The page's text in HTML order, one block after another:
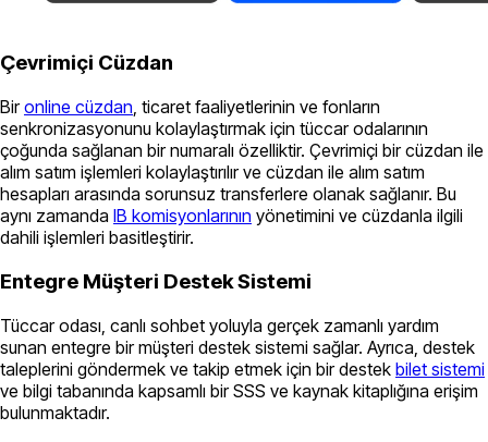
Çevrimiçi Cüzdan
Bironline cüzdan, ticaret faaliyetlerinin ve fonların
senkronizasyonunu kolaylaştırmak için tüccar odalarının
çoğunda sağlanan bir numaralı özelliktir. Çevrimiçi bir cüzdan ile
alım satım işlemleri kolaylaştırılır ve cüzdan ile alım satım
hesapları arasında sorunsuz transferlere olanak sağlanır. Bu
aynı zamanda IB komisyonlarının yönetimini ve cüzdanla ilgili
dahili işlemleri basitleştirir.
Entegre Müşteri Destek Sistemi
Tüccar odası, canlı sohbet yoluyla gerçek zamanlı yardım
sunan entegre bir müşteri destek sistemi sağlar. Ayrıca, destek
taleplerini göndermek ve takip etmek için bir destek bilet sistemi
ve bilgi tabanında kapsamlı bir SSS ve kaynak kitaplığına erişim
bulunmaktadır.